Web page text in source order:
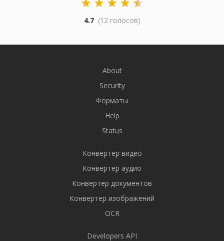
4.7 (12 голосов)
About
Security
Форматы
Help
Status
Конвертер видео
Конвертер аудио
Конвертер документов
Конвертер изображений
OCR
Developers API